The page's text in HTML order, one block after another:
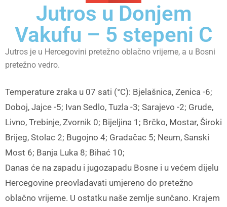
Jutros u Donjem
Vakufu – 5 stepeni C
Jutros je u Hercegovini pretežno oblačno vrijeme, a u Bosni
pretežno vedro.
Temperature zraka u 07 sati (°C): Bjelašnica, Zenica -6;
Doboj, Jajce -5; Ivan Sedlo, Tuzla -3; Sarajevo -2; Grude,
Livno, Trebinje, Zvornik 0; Bijeljina 1; Brčko, Mostar, Široki
Brijeg, Stolac 2; Bugojno 4; Gradačac 5; Neum, Sanski
Most 6; Banja Luka 8; Bihać 10;
Danas će na zapadu i jugozapadu Bosne i u većem dijelu
Hercegovine preovladavati umjereno do pretežno
oblačno vrijeme. U ostatku naše zemlje sunčano. Krajem